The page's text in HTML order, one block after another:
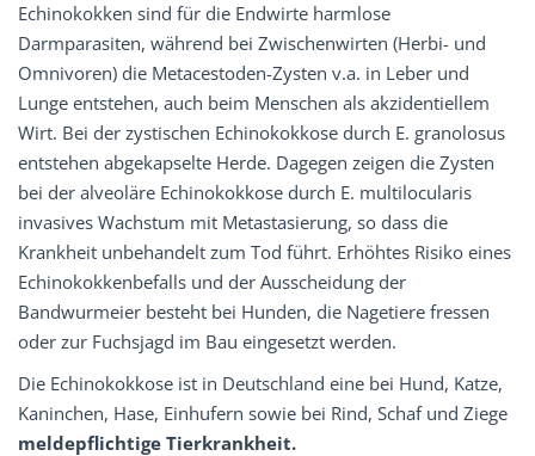
Echinokokken sind für die Endwirte harmlose
Darmparasiten, während bei Zwischenwirten (Herbi- und
Omnivoren) die Metacestoden-Zysten v.a. in Leber und
Lunge entstehen, auch beim Menschen als akzidentiellem
Wirt. Bei der zystischen Echinokokkose durch E. granolosus
entstehen abgekapselte Herde. Dagegen zeigen die Zysten
bei der alveoläre Echinokokkose durch E. multilocularis
invasives Wachstum mit Metastasierung, so dass die
Krankheit unbehandelt zum Tod führt. Erhöhtes Risiko eines
Echinokokkenbefalls und der Ausscheidung der
Bandwurmeier besteht bei Hunden, die Nagetiere fressen
oder zur Fuchsjagd im Bau eingesetzt werden.
Die Echinokokkose ist in Deutschland eine bei Hund, Katze,
Kaninchen, Hase, Einhufern sowie bei Rind, Schaf und Ziege
meldepflichtige Tierkrankheit.